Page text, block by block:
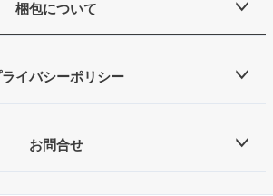
梱包について
ライバシーポリシー
お問合せ